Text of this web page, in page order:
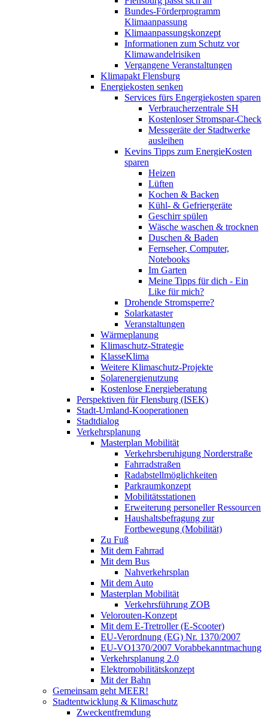
Bundes-Förderprogramm
Klimaanpassung
Klimaanpassungskonzept
Informationen zum Schutz vor
Klimawandelrisiken
Vergangene Veranstaltungen
Klimapakt Flensburg
Energiekosten senken
Services fürs Engergiekosten sparen
Verbraucherzentrale SH
Kostenloser Stromspar-Check
Messgeräte der Stadtwerke
ausleihen
Kevins Tipps zum EnergieKosten
sparen
Heizen
Lüften
Kochen & Backen
Kühl- & Gefriergeräte
Geschirr spülen
Wäsche waschen & trocknen
Duschen & Baden
Fernseher, Computer,
Notebooks
Im Garten
Meine Tipps für dich - Ein
Like für mich?
Drohende Stromsperre?
Solarkataster
Veranstaltungen
Wärmeplanung
Klimaschutz-Strategie
KlasseKlima
Weitere Klimaschutz-Projekte
Solarenergienutzung
Kostenlose Energieberatung
Perspektiven für Flensburg (ISEK)
Stadt-Umland-Kooperationen
Stadtdialog
Verkehrsplanung
Masterplan Mobilität
Verkehrsberuhigung Norderstraße
Fahrradstraßen
Radabstellmöglichkeiten
Parkraumkonzept
Mobilitätsstationen
Erweiterung personeller Ressourcen
Haushaltsbefragung zur
Fortbewegung (Mobilität)
Zu Fuß
Mit dem Fahrrad
Mit dem Bus
Nahverkehrsplan
Mit dem Auto
Masterplan Mobilität
Verkehrsführung ZOB
Velorouten-Konzept
Mit dem E-Tretroller (E-Scooter)
EU-Verordnung (EG) Nr. 1370/2007
EU-VO1370/2007 Vorabbekanntmachung
Verkehrsplanung 2.0
Elektromobilitätskonzept
Mit der Bahn
Gemeinsam geht MEER!
Stadtentwicklung & Klimaschutz
Zweckentfremdung